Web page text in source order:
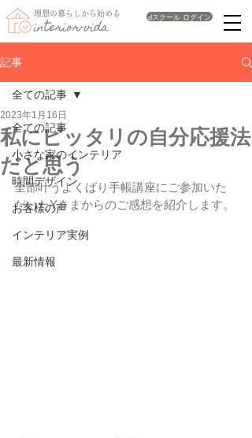
interior-vida
理想の暮らしから始める dスクール ログイン
記事
全ての記事
小さな家のインテリア
時間デザイン
お客様の声
インテリア実例
最新情報
全ての記事
私にピッタリの自分応援法
だと思う
2023年1月16日
全部叶うよくばり手帳講座にご参加いた
だいたYさまからのご感想を紹介します。